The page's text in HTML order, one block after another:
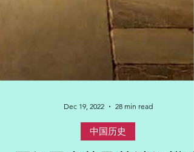
Dec 19, 2022 28 min read